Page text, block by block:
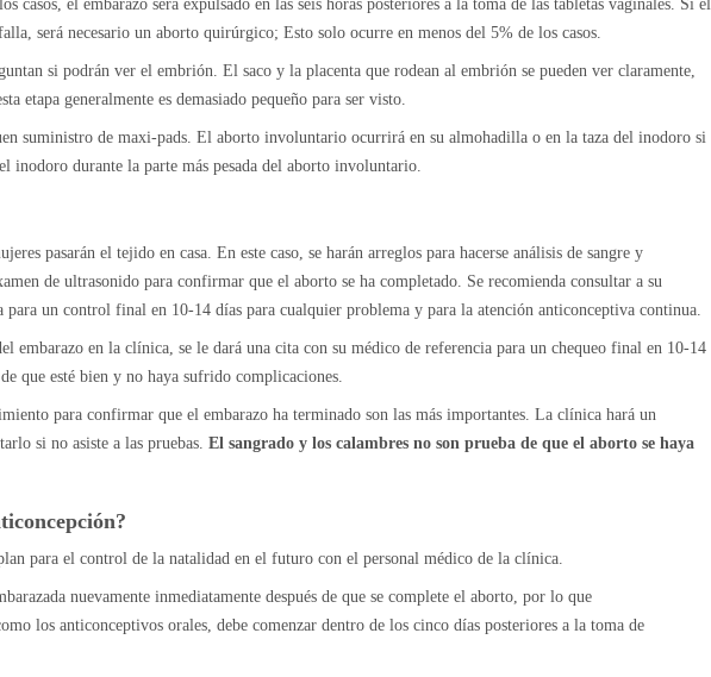
casos, el embarazo será expulsado en las seis horas posteriores a la toma de las tabletas vaginales. Si el
será necesario un aborto quirúrgico; Esto solo ocurre en menos del 5% de los casos.
si podrán ver el embrión. El saco y la placenta que rodean al embrión se pueden ver claramente,
etapa generalmente es demasiado pequeño para ser visto.
suministro de maxi-pads. El aborto involuntario ocurrirá en su almohadilla o en la taza del inodoro si
inodoro durante la parte más pesada del aborto involuntario.
pasarán el tejido en casa. En este caso, se harán arreglos para hacerse análisis de sangre y
de ultrasonido para confirmar que el aborto se ha completado. Se recomienda consultar a su
para un control final en 10-14 días para cualquier problema y para la atención anticonceptiva continua.
embarazo en la clínica, se le dará una cita con su médico de referencia para un chequeo final en 10-14
que esté bien y no haya sufrido complicaciones.
para confirmar que el embarazo ha terminado son las más importantes. La clínica hará un
si no asiste a las pruebas. El sangrado y los calambres no son prueba de que el aborto se haya
para el control de la natalidad en el futuro con el personal médico de la clínica.
nuevamente inmediatamente después de que se complete el aborto, por lo que
los anticonceptivos orales, debe comenzar dentro de los cinco días posteriores a la toma de